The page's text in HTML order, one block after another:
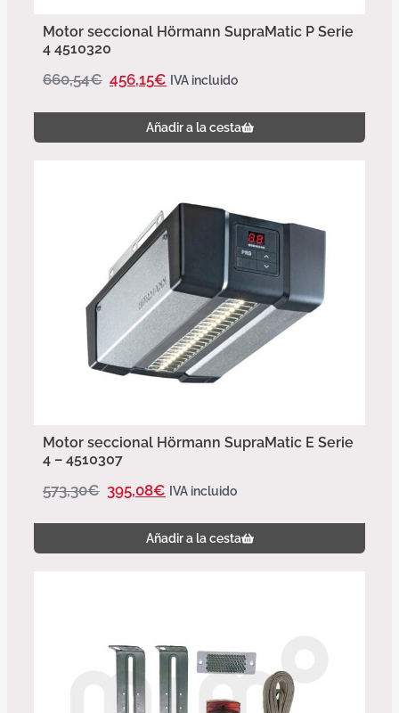
Motor seccional Hörmann SupraMatic P Serie
4 4510320
660,54€ 456,15€ IVA incluido
Añadir a la cesta
Motor seccional Hörmann SupraMatic E Serie
4 – 4510307
573,30€ 395,08€ IVA incluido
Añadir a la cesta